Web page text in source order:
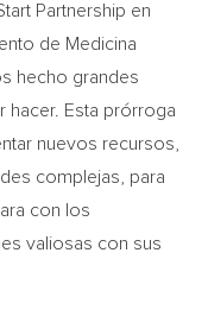
Partnership en
de Medicina
hecho grandes
hacer. Esta prórroga
nuevos recursos,
complejas, para
con los
valiosas con sus